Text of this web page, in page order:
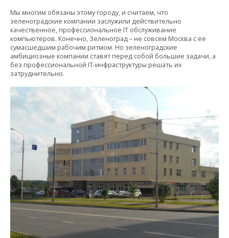
Мы многим обязаны этому городу, и считаем, что
зеленоградские компании заслужили действительно
качественное, профессиональное IT обслуживание
компьютеров. Конечно, Зеленоград – не совсем Москва с ее
сумасшедшим рабочим ритмом. Но зеленоградские
амбициозные компании ставят перед собой большие задачи, а
без профессиональной IT-инфраструктуры решать их
затруднительно.